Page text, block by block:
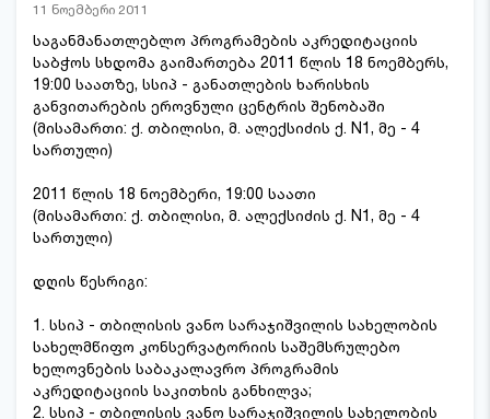
11 ნოემბერი 2011
საგანმანათლებლო პროგრამების აკრედიტაციის
საბჭოს სხდომა გაიმართება 2011 წლის 18 ნოემბერს,
19:00 საათზე, სსიპ - განათლების ხარისხის
განვითარების ეროვნული ცენტრის შენობაში
(მისამართი: ქ. თბილისი, მ. ალექსიძის ქ. N1, მე - 4
სართული)
2011 წლის 18 ნოემბერი, 19:00 საათი
(მისამართი: ქ. თბილისი, მ. ალექსიძის ქ. N1, მე - 4
სართული)
დღის წესრიგი:
1. სსიპ - თბილისის ვანო სარაჯიშვილის სახელობის
სახელმწიფო კონსერვატორიის საშემსრულებო
ხელოვნების საბაკალავრო პროგრამის
აკრედიტაციის საკითხის განხილვა;
2. სსიპ - თბილისის ვანო სარაჯიშვილის სახელობის